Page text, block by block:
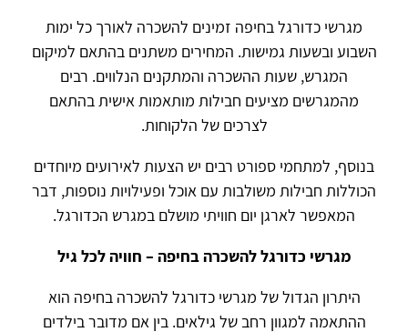
מגרשי כדורגל בחיפה זמינים להשכרה לאורך כל ימות
השבוע ובשעות גמישות. המחירים משתנים בהתאם למיקום
המגרש, שעות ההשכרה והמתקנים הנלווים. רבים
מהמגרשים מציעים חבילות מותאמות אישית בהתאם
לצרכים של הלקוחות.
בנוסף, למתחמי ספורט רבים יש הצעות לאירועים מיוחדים
הכוללות חבילות משולבות עם אוכל ופעילויות נוספות, דבר
המאפשר לארגן יום חוויתי מושלם במגרש הכדורגל.
מגרשי כדורגל להשכרה בחיפה – חוויה לכל גיל
היתרון הגדול של מגרשי כדורגל להשכרה בחיפה הוא
ההתאמה למגוון רחב של גילאים. בין אם מדובר בילדים